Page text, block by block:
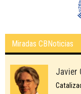
Miradas CBNoticias
Javier